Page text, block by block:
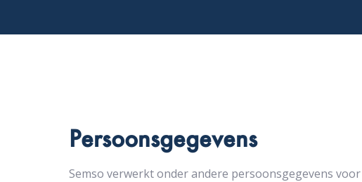
Persoonsgegevens
Semso verwerkt onder andere persoonsgegevens